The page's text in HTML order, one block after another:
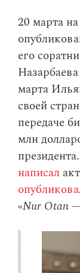
20 марта на
его
марта
своей
передаче
млн
написал
«Nur Otan